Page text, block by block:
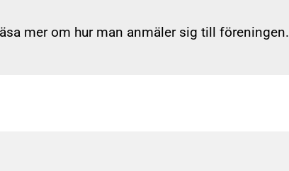
läsa mer om hur man anmäler sig till föreningen.